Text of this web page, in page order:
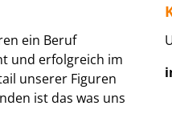
ein Beruf
und erfolgreich im
unserer Figuren
ist das was uns